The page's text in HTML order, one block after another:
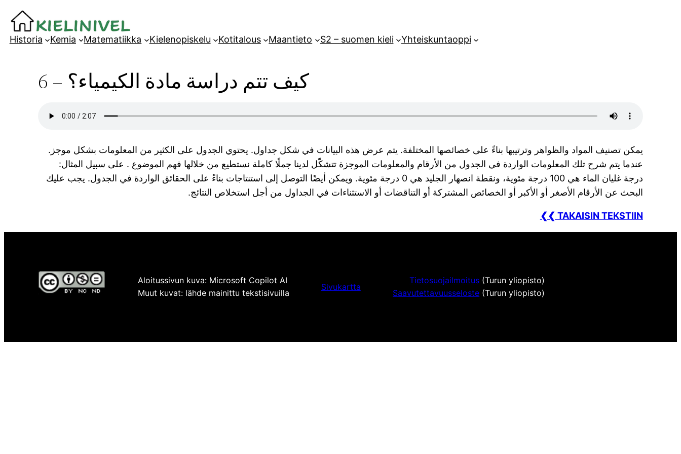
Siirry
sisältöön
Historia
Kemia Matematiikka Kielenopiskelu Kotitalous Maantieto S2 – suomen kieli Yhteiskuntaoppi
كيف تتم دراسة مادة الكيمياء؟ – 6
يمكن تصنيف المواد والظواهر وترتيبها بناءً على خصائصها المختلفة. يتم عرض هذه البيانات في شكل جداول. يحتوي الجدول على الكثير من المعلومات بشكل موجز.
عندما يتم شرح تلك المعلومات الواردة في الجدول من الأرقام والمعلومات الموجزة تتشكّل لدينا جملًا كاملة نستطيع من خلالها فهم الموضوع . على سبيل المثال:
درجة غليان الماء هي 001 درجة مئوية، ونقطة انصهار الجليد هي 0 درجة مئوية. ويمكن أيضًا التوصل إلى استنتاجات بناءً على الحقائق الواردة في الجدول. يجب عليك
البحث عن الأرقام الأصغر أو الأكبر أو الخصائص المشتركة أو التناقضات أو الاستثناءات في الجداول من أجل استخلاص النتائج.
❮❮ TAKAISIN TEKSTIIN
Aloitussivun kuva: Microsoft Copilot AI
Muut kuvat: lähde mainittu tekstisivuilla
Sivukartta
Tietosuojailmoitus (Turun yliopisto)
Saavutettavuusseloste (Turun yliopisto)